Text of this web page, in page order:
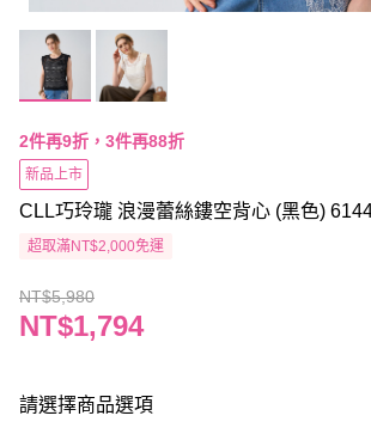
2件再9折，3件再88折
新品上市
CLL巧玲瓏 浪漫蕾絲鏤空背心 (黑色)
超取滿NT$2,000免運
NT$5,980
NT$1,794
請選擇商品選項